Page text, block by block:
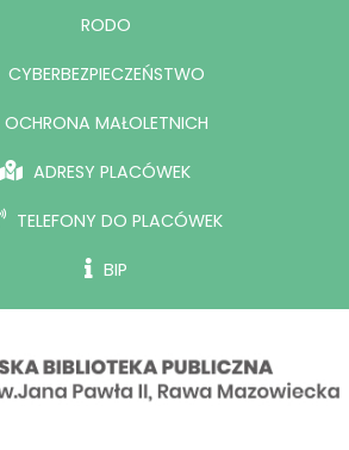
RODO
CYBERBEZPIECZEŃSTWO
OCHRONA MAŁOLETNICH
ADRESY PLACÓWEK
TELEFONY DO PLACÓWEK
BIP